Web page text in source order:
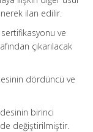
ilan edilir.
sertifikasyonu ve
çıkarılacak
dördüncü ve
birinci
değiştirilmiştir.